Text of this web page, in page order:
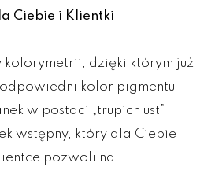
Ciebie i Klientki
dzięki którym już
kolor pigmentu i
w postaci „trupich ust”
wstępny, który dla Ciebie
pozwoli na